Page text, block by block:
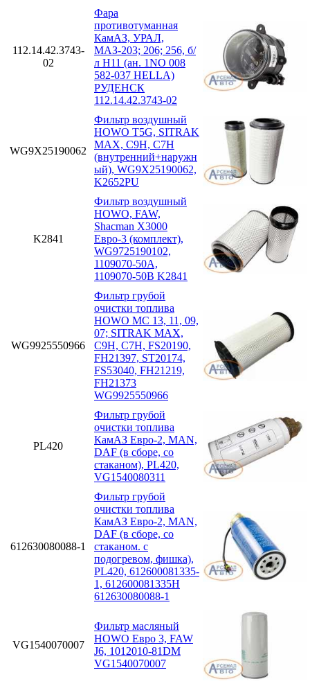
112.14.42.3743-
02
Фара
противотуманная
КамАЗ, УРАЛ,
МАЗ-203; 206; 256, б/
л H11 (ан. 1NO 008
582-037 HELLA)
РУДЕНСК
112.14.42.3743-02
WG9X25190062
Фильтр воздушный
HOWO T5G, SITRAK
MAX, C9H, C7H
(внутренний+наружн
ый), WG9X25190062,
K2652PU
K2841
Фильтр воздушный
HOWO, FAW,
Shacman X3000
Евро-3 (комплект),
WG9725190102,
1109070-50A,
1109070-50B K2841
WG9925550966
Фильтр грубой
очистки топлива
HOWO MC 13, 11, 09,
07; SITRAK MAX,
C9H, C7H, FS20190,
FH21397, ST20174,
FS53040, FH21219,
FH21373
WG9925550966
PL420
Фильтр грубой
очистки топлива
КамАЗ Евро-2, MAN,
DAF (в сборе, со
стаканом), PL420,
VG1540080311
612630080088-1
Фильтр грубой
очистки топлива
КамАЗ Евро-2, MAN,
DAF (в сборе, со
стаканом. с
подогревом, фишка),
PL420, 612600081335-
1, 612600081335H
612630080088-1
VG1540070007
Фильтр масляный
HOWO Евро 3, FAW
J6, 1012010-81DM
VG1540070007